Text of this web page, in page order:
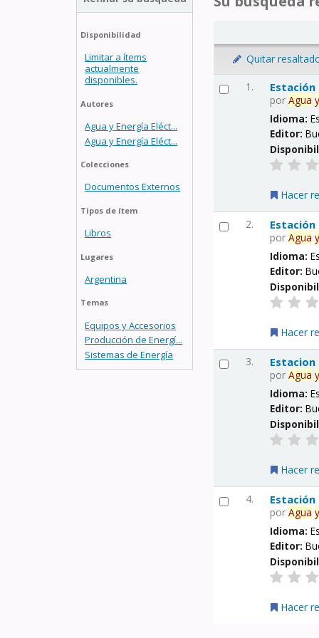
Disponibilidad
Limitar a ítems
actualmente
disponibles.
Autores
Agua y Energía Eléct...
Agua y Energía Eléct...
Colecciones
Documentos Externos
Tipos de ítem
Libros
Lugares
Argentina
Temas
Equipos y Accesorios
Producción de Energí...
Sistemas de Energía
Quitar
1.
porAgua
Idioma:
Editor:
Hacer
2.
porAgua
Idioma:
Editor:
Hacer
3.
porAgua
Idioma:
Editor:
Hacer
4.
porAgua
Idioma:
Editor:
Hacer